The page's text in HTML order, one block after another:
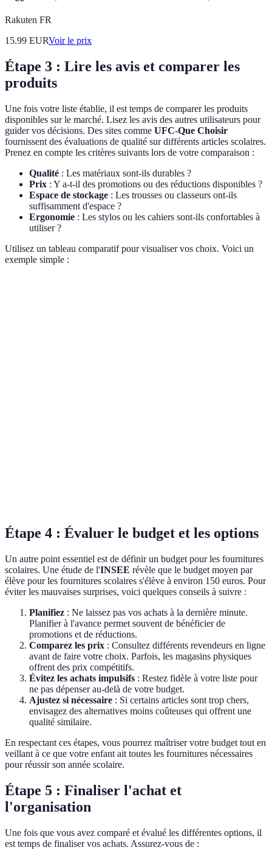
Rakuten FR
15.99 EURVoir le prix
Étape 3 : Lire les avis et comparer les
produits
Une fois votre liste établie, il est temps de comparer les produits
disponibles sur le marché. Lisez les avis des autres utilisateurs pour
guider vos décisions. Des sites comme UFC-Que Choisir
fournissent des évaluations de qualité sur différents articles scolaires.
Prenez en compte les critères suivants lors de votre comparaison :
Qualité : Les matériaux sont-ils durables ?
Prix : Y a-t-il des promotions ou des réductions disponibles ?
Espace de stockage : Les trousses ou classeurs ont-ils
suffisamment d'espace ?
Ergonomie : Les stylos ou les cahiers sont-ils confortables à
utiliser ?
Utilisez un tableau comparatif pour visualiser vos choix. Voici un
exemple simple :
Étape 4 : Évaluer le budget et les options
Un autre point essentiel est de définir un budget pour les fournitures
scolaires. Une étude de l'INSEE révèle que le budget moyen par
élève pour les fournitures scolaires s'élève à environ 150 euros. Pour
éviter les mauvaises surprises, voici quelques conseils à suivre :
Planifiez : Ne laissez pas vos achats à la dernière minute.
Planifier à l'avance permet souvent de bénéficier de
promotions et de réductions.
Comparez les prix : Consultez différents revendeurs en ligne
avant de faire votre choix. Parfois, les magasins physiques
offrent des prix compétitifs.
Évitez les achats impulsifs : Restez fidèle à votre liste pour
ne pas dépenser au-delà de votre budget.
Ajustez si nécessaire : Si certains articles sont trop chers,
envisagez des alternatives moins coûteuses qui offrent une
qualité similaire.
En respectant ces étapes, vous pourrez maîtriser votre budget tout en
veillant à ce que votre enfant ait toutes les fournitures nécessaires
pour réussir son année scolaire.
Étape 5 : Finaliser l'achat et
l'organisation
Une fois que vous avez comparé et évalué les différentes options, il
est temps de finaliser vos achats. Assurez-vous de :